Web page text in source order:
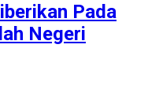
Pada
Negeri